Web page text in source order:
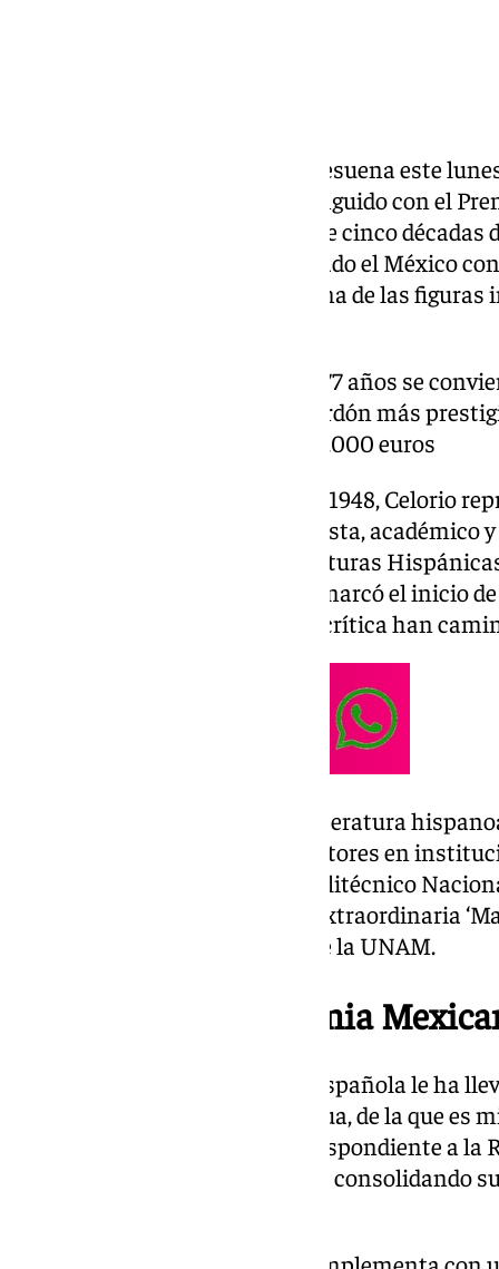
El nombre de Gonzalo Celorio resuena este
hispanohablante tras ser distinguido con el
este reconocimiento hay más de cinco
voz narrativa que ha cartografiado el México
intelectual que lo sitúa como una de las
El escritor y académico de 77 años se
mexicano en recibir el galardón más
hispánicas, dotado con 125.000 euros
Nacido en Ciudad de México en 1948, Celorio
total: narrador, ensayista, cronista, académico
como doctor en Lengua y Literaturas
Autónoma de México (UNAM) marcó el inicio
creación literaria y la reflexión crítica han
Desde 1974 imparte clases de literatura
generaciones de lectores y escritores en
Iberoamericana, el Instituto Politécnico
Actualmente dirige la cátedra extraordinaria
Facultad de Filosofía y Letras de la UNAM.
Director de la Academia
Su compromiso con la lengua española le ha
Academia Mexicana de la Lengua, de la que es
pertenece como miembro correspondiente a la
Academia Cubana de la Lengua, consolidando